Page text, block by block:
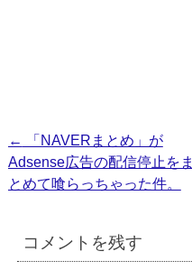
投
稿
ゲ
←
「NAVERまとめ」が
Adsense広告の配信停止をま
とめて喰らっちゃった件。
コメントを残す